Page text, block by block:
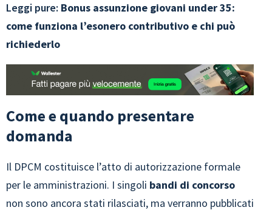
Leggi pure: Bonus assunzione giovani under 35:
come funziona l’esonero contributivo e chi può
richiederlo
Come e quando presentare
domanda
Il DPCM costituisce l’atto di autorizzazione formale
per le amministrazioni. I singoli bandi di concorso
non sono ancora stati rilasciati, ma verranno pubblicati